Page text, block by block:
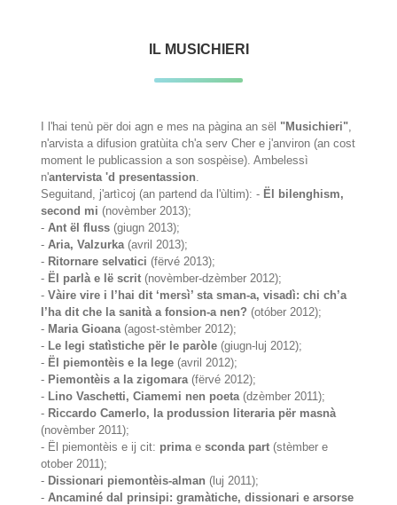
IL MUSICHIERI
I l'hai tenù për doi agn e mes na pàgina an sël "Musichieri",
n'arvista a difusion gratùita ch'a serv Cher e j'anviron (an cost
moment le publicassion a son sospèise). Ambelessì
n'antervista 'd presentassion.
Seguitand, j'artìcoj (an partend da l'ùltim): - Ël bilenghism,
second mi (novèmber 2013);
-Ant ël fluss (giugn 2013);
-Aria, Valzurka(avril 2013);
- Ritornare selvatici (fërvé 2013);
- Ël parlà e lë scrit (novèmber-dzèmber 2012);
-Vàire vire i l’hai dit ‘mersì’ sta sman-a, visadì: chi ch’a
l’ha dit che la sanità a fonsion-a nen? (otóber 2012);
- Maria Gioana(agost-stèmber 2012);
- Le legi statìstiche për le paròle (giugn-luj 2012);
- Ël piemontèis e la lege (avril 2012);
- Piemontèis a la zigomara(fërvé 2012);
- Lino Vaschetti, Ciamemi nen poeta(dzèmber 2011);
- Riccardo Camerlo, la produssion literaria për masnà
(novèmber 2011);
- Ël piemontèis e ij cit: primaesconda part (stèmber e
otober 2011);
- Dissionari piemontèis-alman (luj 2011);
-Ancaminé dal prinsipi: gramàtiche, dissionari e arsorse